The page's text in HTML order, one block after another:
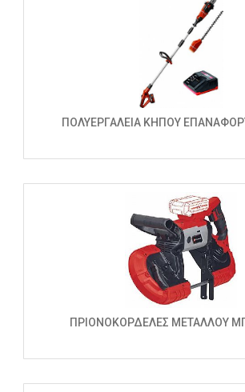
ΠΟΛΥΕΡΓΑΛΕΙΑ ΚΗΠΟΥ
ΠΡΙΟΝΟΚΟΡΔΕΛΕΣ ΜΕΤΑΛΛΟΥ